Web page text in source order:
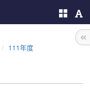
111年度